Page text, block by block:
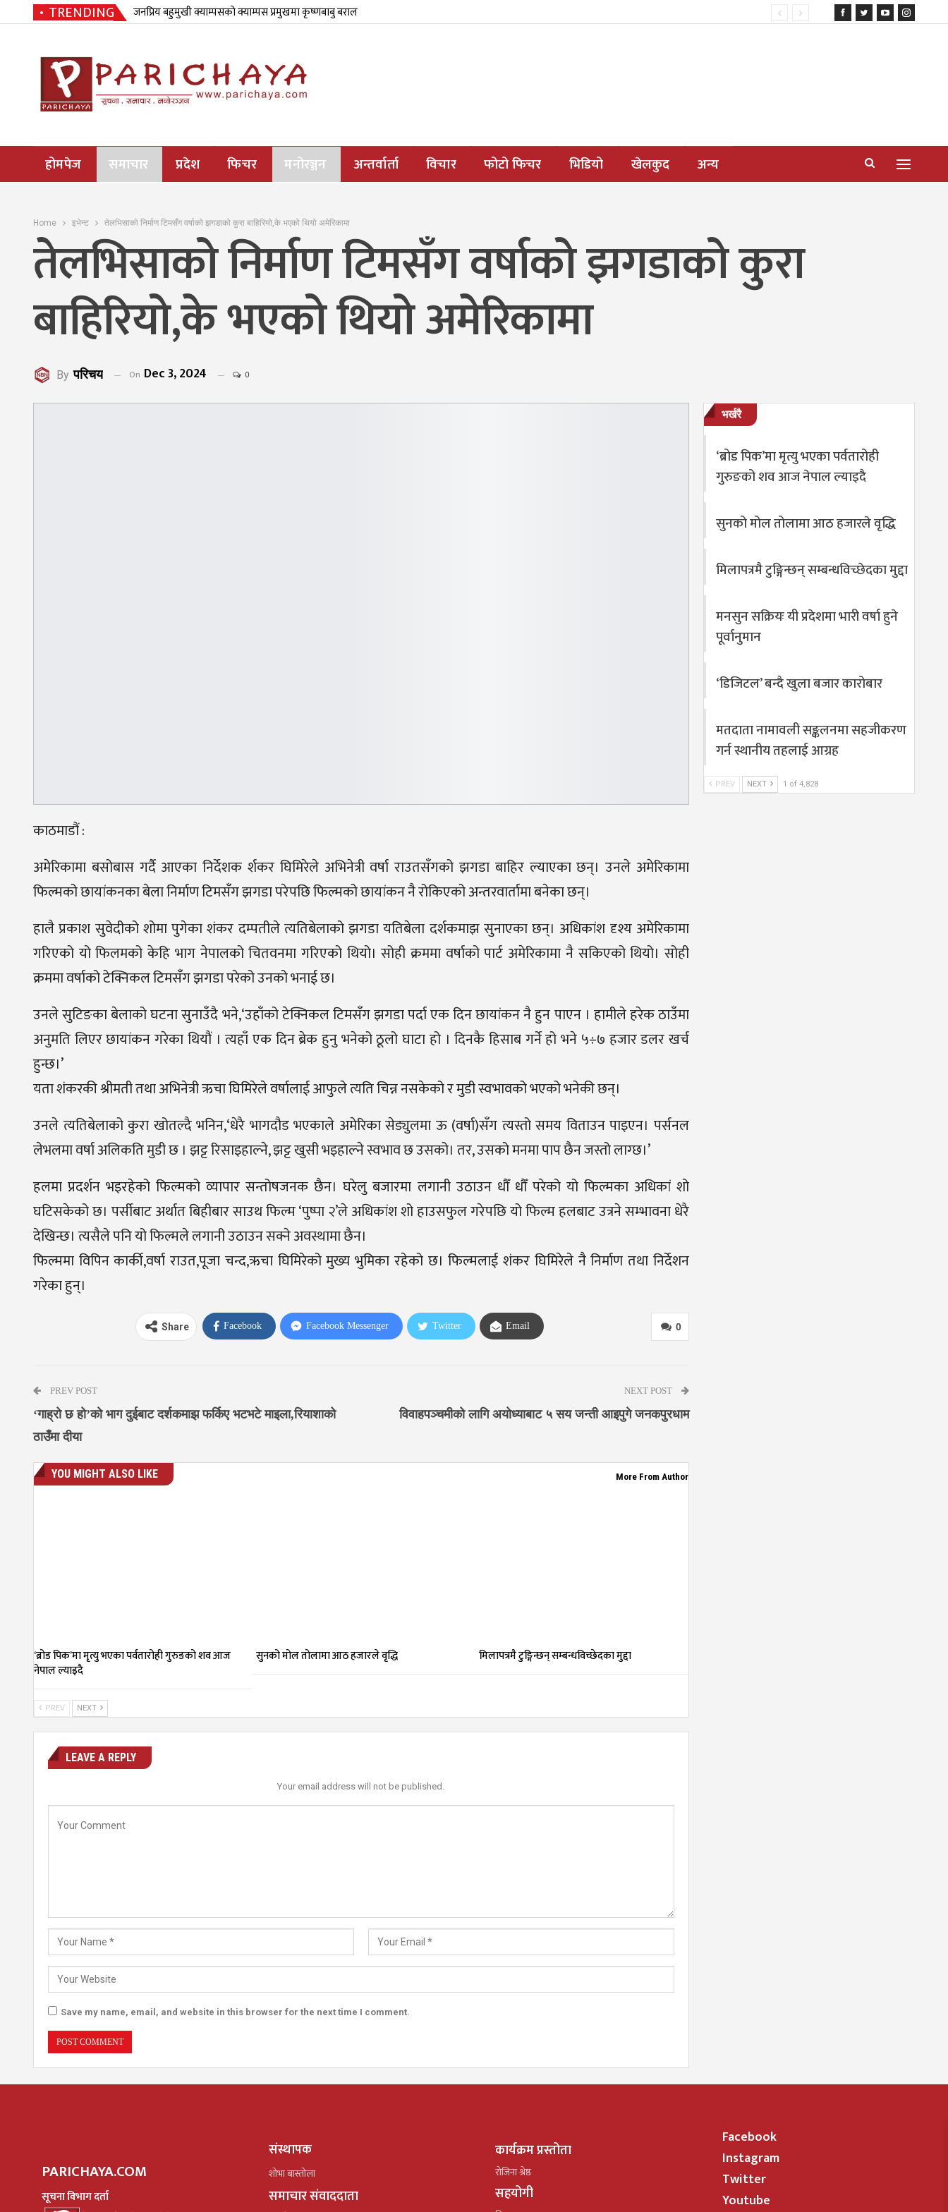
TRENDING जनप्रिय बहुमुखी क्याम्पसको क्याम्पस प्रमुखमा कृष्णबाबु बराल
होमपेज समाचार प्रदेश फिचर मनोरञ्जन अन्तर्वार्ता विचार फोटो फिचर भिडियो खेलकुद अन्य
Home इभेन्ट तेलभिसाको निर्माण टिमसँग वर्षाको झगडाको कुरा बाहिरियो,के भएको थियो अमेरिकामा
तेलभिसाको निर्माण टिमसँग वर्षाको झगडाको कुरा
बाहिरियो,के भएको थियो अमेरिकामा
By परिचय On Dec 3, 2024 0
काठमाडौं :
अमेरिकामा बसोबास गर्दै आएका निर्देशक र्शकर घिमिरेले अभिनेत्री वर्षा राउतसँगको झगडा बाहिर ल्याएका छन्। उनले अमेरिकामा
फिल्मको छायांकनका बेला निर्माण टिमसँग झगडा परेपछि फिल्मको छायांकन नै रोकिएको अन्तरवार्तामा बनेका छन्।
हालै प्रकाश सुवेदीको शोमा पुगेका शंकर दम्पतीले त्यतिबेलाको झगडा यतिबेला दर्शकमाझ सुनाएका छन्। अधिकांश दृश्य अमेरिकामा
गरिएको यो फिलमको केहि भाग नेपालको चितवनमा गरिएको थियो। सोही क्रममा वर्षाको पार्ट अमेरिकामा नै सकिएको थियो। सोही
क्रममा वर्षाको टेक्निकल टिमसँग झगडा परेको उनको भनाई छ।
उनले सुटिङका बेलाको घटना सुनाउँदै भने,‘उहाँको टेक्निकल टिमसँग झगडा पर्दा एक दिन छायांकन नै हुन पाएन । हामीले हरेक ठाउँमा
अनुमति लिएर छायांकन गरेका थियौं । त्यहाँ एक दिन ब्रेक हुनु भनेको ठूलो घाटा हो । दिनकै हिसाब गर्ने हो भने ५÷७ हजार डलर खर्च
हुन्छ।’
यता शंकरकी श्रीमती तथा अभिनेत्री ऋचा घिमिरेले वर्षालाई आफुले त्यति चिन्न नसकेको र मुडी स्वभावको भएको भनेकी छन्।
उनले त्यतिबेलाको कुरा खोतल्दै भनिन,‘धेरै भागदौड भएकाले अमेरिका सेड्युलमा ऊ (वर्षा)सँग त्यस्तो समय विताउन पाइएन। पर्सनल
लेभलमा वर्षा अलिकति मुडी छ । झट्ट रिसाइहाल्ने, झट्ट खुसी भइहाल्ने स्वभाव छ उसको। तर, उसको मनमा पाप छैन जस्तो लाग्छ।’
हलमा प्रदर्शन भइरहेको फिल्मको व्यापार सन्तोषजनक छैन। घरेलु बजारमा लगानी उठाउन धौँ धौँ परेको यो फिल्मका अधिकां शो
घटिसकेको छ। पर्सीबाट अर्थात बिहीबार साउथ फिल्म ‘पुष्पा २’ले अधिकांश शो हाउसफुल गरेपछि यो फिल्म हलबाट उत्रने सम्भावना धेरै
देखिन्छ। त्यसैले पनि यो फिल्मले लगानी उठाउन सक्ने अवस्थामा छैन।
फिल्ममा विपिन कार्की,वर्षा राउत,पूजा चन्द,ऋचा घिमिरेको मुख्य भुमिका रहेको छ। फिल्मलाई शंकर घिमिरेले नै निर्माण तथा निर्देशन
गरेका हुन्।
0
Share Facebook Facebook Messenger Twitter Email
PREV POST
‘गाह्रो छ हो’को भाग दुईबाट दर्शकमाझ फर्किए भटभटे माइला,रियाशाको
ठाउँमा दीया
NEXT POST
विवाहपञ्चमीको लागि अयोध्याबाट ५ सय जन्ती आइपुगे जनकपुरधाम
YOU MIGHT ALSO LIKE More From Author
‘ब्रोड पिक’मा मृत्यु भएका पर्वतारोही गुरुङको शव आज
नेपाल ल्याइदै
सुनको मोल तोलामा आठ हजारले वृद्धि मिलापत्रमै टुङ्गिन्छन् सम्बन्धविच्छेदका मुद्दा
PREV NEXT
LEAVE A REPLY
Your email address will not be published.
Save my name, email, and website in this browser for the next time I comment.
भर्खरै
‘ब्रोड पिक’मा मृत्यु भएका पर्वतारोही
गुरुङको शव आज नेपाल ल्याइदै
सुनको मोल तोलामा आठ हजारले वृद्धि
मिलापत्रमै टुङ्गिन्छन् सम्बन्धविच्छेदका मुद्दा
मनसुन सक्रियः यी प्रदेशमा भारी वर्षा हुने
पूर्वानुमान
‘डिजिटल’ बन्दै खुला बजार कारोबार
मतदाता नामावली सङ्कलनमा सहजीकरण
गर्न स्थानीय तहलाई आग्रह
PREV NEXT 1 of 4,828
PARICHAYA.COM
सूचना विभाग दर्ता
संस्थापक
शोभा बास्तोला
समाचार संवाददाता
कार्यक्रम प्रस्तोता
रोजिना श्रेष्ठ
सहयोगी
Facebook
Instagram
Twitter
Youtube